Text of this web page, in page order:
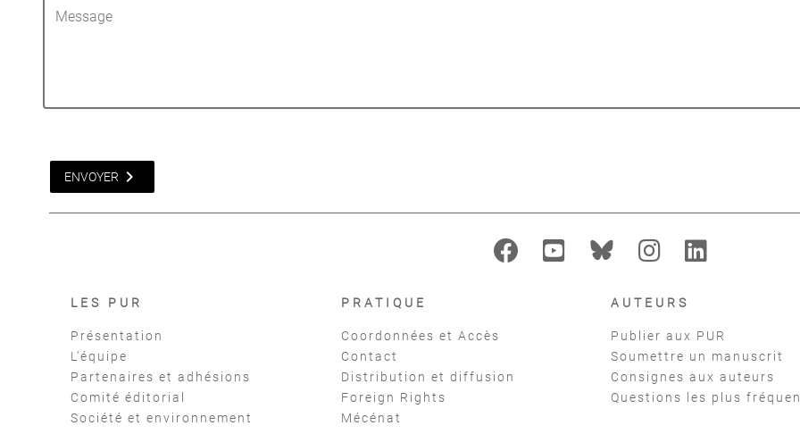
Message
ENVOYER chevron_right
LES PUR
Présentation
L'équipe
Partenaires et adhésions
Comité éditorial
Société et environnement
PRATIQUE
Coordonnées et Accès
Contact
Distribution et diffusion
Foreign Rights
Mécénat
AUTEURS
Publier aux PUR
Soumettre un manuscrit
Consignes aux auteurs
Questions les plus